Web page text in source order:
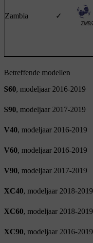
Zambia ✓
Betreffende modellen
S60, modeljaar 2016-2019
S90, modeljaar 2017-2019
V40, modeljaar 2016-2019
V60, modeljaar 2016-2019
V90, modeljaar 2017-2019
XC40, modeljaar 2018-2019
XC60, modeljaar 2018-2019
XC90, modeljaar 2016-2019